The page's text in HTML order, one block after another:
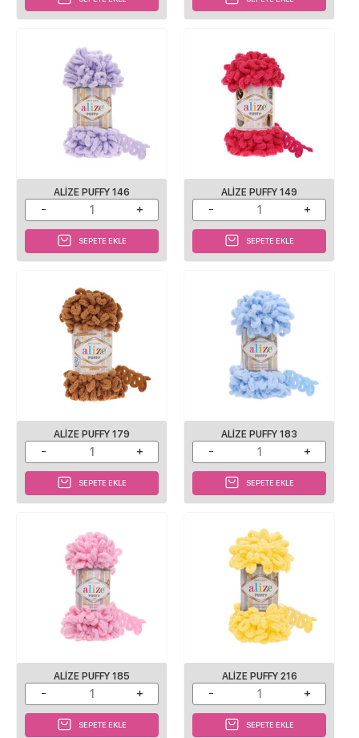
ALIZE PUFFY 146
SEPETE EKLE
ALIZE PUFFY 149
SEPETE EKLE
ALIZE PUFFY 179
SEPETE EKLE
ALIZE PUFFY 183
SEPETE EKLE
ALIZE PUFFY 185
SEPETE EKLE
ALIZE PUFFY 216
SEPETE EKLE